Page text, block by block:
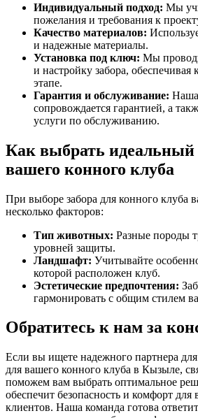
Индивидуальный подход: Мы
пожелания и требования к
Качество материалов:
и надежные материалы.
Установка под ключ: Мы
и настройку забора, обеспечивая
этапе.
Гарантия и обслуживание:
сопровождается гарантией, а
услуги по обслуживанию.
Как выбрать идеальный
вашего конного клуба
При выборе забора для конного клуба
несколько факторов:
Тип животных: Разные породы
уровней защиты.
Ландшафт: Учитывайте
которой расположен клуб.
Эстетические предпочтения:
гармонировать с общим стилем
Обратитесь к нам за
Если вы ищете надежного партнера для
для вашего конного клуба в Кызыле,
поможем вам выбрать оптимальное
обеспечит безопасность и комфорт
клиентов. Наша команда готова